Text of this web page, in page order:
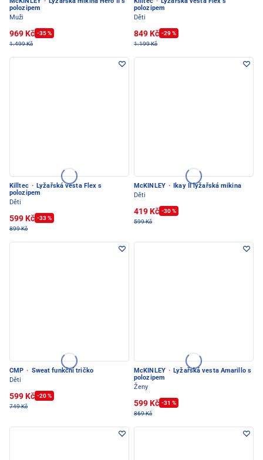
polozipem
Muži
969 Kč -35 %
1.499 Kč
polozipem
Děti
849 Kč -29 %
1.199 Kč
Killtec · Lyžařská vesta Flex s
polozipem
Děti
599 Kč -33 %
899 Kč
McKINLEY ·
Ikay II lyžařská mikina
Děti
419 Kč -30 %
599 Kč
CMP · Sweat funkční tričko
Děti
599 Kč -20 %
749 Kč
McKINLEY · Lyžařská vesta Amarillo s
polozipem
Ženy
599 Kč -31 %
869 Kč